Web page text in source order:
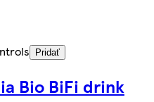
Pridať
Bio BiFi drink